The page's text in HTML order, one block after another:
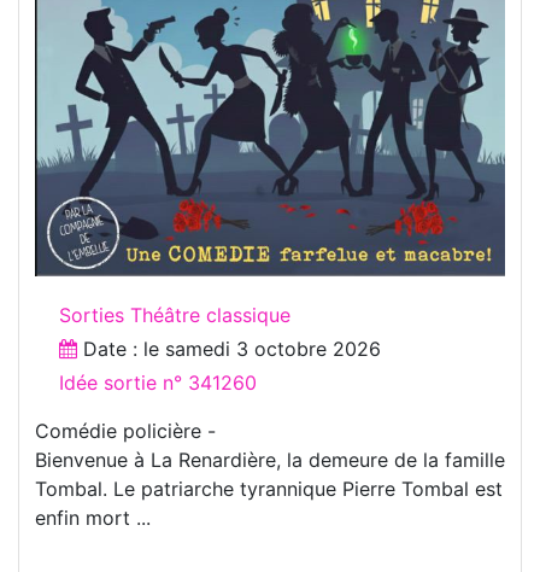
Sorties Théâtre classique
Date : le samedi 3 octobre 2026
Idée sortie n° 341260
Comédie policière -
Bienvenue à La Renardière, la demeure de la famille
Tombal. Le patriarche tyrannique Pierre Tombal est
enfin mort ...